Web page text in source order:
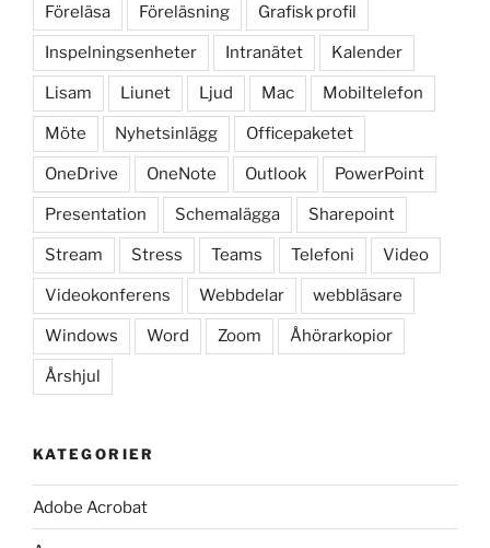
Föreläsa Föreläsning Grafisk profil
Inspelningsenheter Intranätet Kalender
Lisam Liunet Ljud Mac Mobiltelefon
Möte Nyhetsinlägg Officepaketet
OneDrive OneNote Outlook PowerPoint
Presentation Schemalägga Sharepoint
Stream Stress Teams Telefoni Video
Videokonferens Webbdelar webbläsare
Windows Word Zoom Åhörarkopior
Årshjul
KATEGORIER
Adobe Acrobat